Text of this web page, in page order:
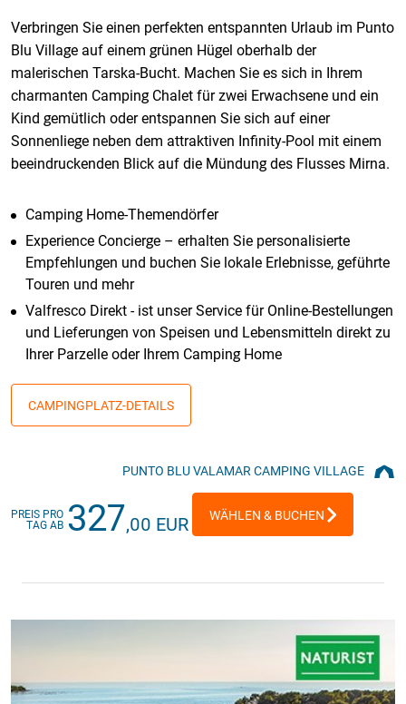
Verbringen Sie einen perfekten entspannten Urlaub im Punto
Blu Village auf einem grünen Hügel oberhalb der
malerischen Tarska-Bucht. Machen Sie es sich in Ihrem
charmanten Camping Chalet für zwei Erwachsene und ein
Kind gemütlich oder entspannen Sie sich auf einer
Sonnenliege neben dem attraktiven Infinity-Pool mit einem
beeindruckenden Blick auf die Mündung des Flusses Mirna.
Camping Home-Themendörfer
Experience Concierge – erhalten Sie personalisierte
Empfehlungen und buchen Sie lokale Erlebnisse, geführte
Touren und mehr
Valfresco Direkt - ist unser Service für Online-Bestellungen
und Lieferungen von Speisen und Lebensmitteln direkt zu
Ihrer Parzelle oder Ihrem Camping Home
CAMPINGPLATZ-DETAILS
PUNTO BLU VALAMAR CAMPING VILLAGE
PREIS PRO
TAG AB 327,00 EUR WÄHLEN & BUCHEN